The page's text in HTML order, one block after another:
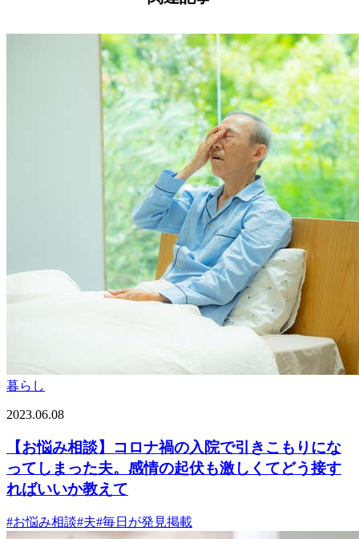
暮らし
2023.06.08
【お悩み相談】コロナ禍の入院で引きこもりにな
ってしまった夫。感情の起伏も激しくてどう接す
ればいいか教えて
#お悩み相談#夫#毎日が発見掲載